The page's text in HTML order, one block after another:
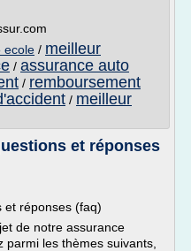
ecole / meilleur
/ assurance auto
/ remboursement
/ meilleur
et réponses
et réponses (faq)
de notre assurance
parmi les thèmes suivants,